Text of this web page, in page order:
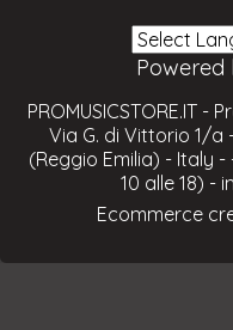
Powered
PROMUSICSTORE.IT -
Via G. di Vittorio 1/a
(Reggio Emilia) - Italy -
10 alle 18) -
Ecommerce